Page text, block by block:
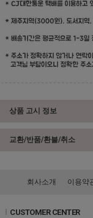
상품 고시 정보
교환/반품/환불/취소
회사소개 이용약
CUSTOMER CENTER